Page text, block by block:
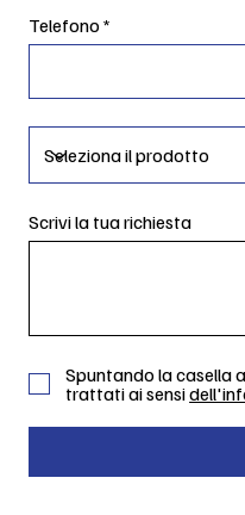
Telefono
Scrivi la tua richiesta
Spuntando la casella
trattati ai sensi